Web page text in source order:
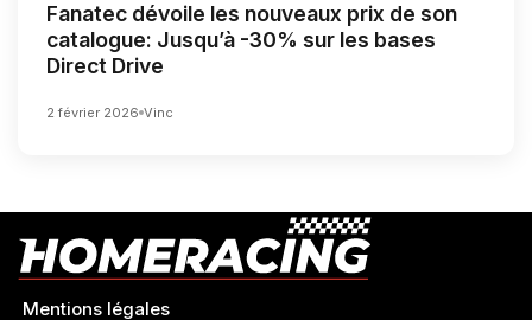
Fanatec dévoile les nouveaux prix de son
catalogue: Jusqu’à -30% sur les bases
Direct Drive
2 février 2026 Vinc
Mentions légales